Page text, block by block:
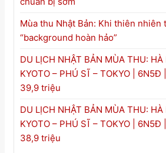
Mùa thu Nhật Bản: Khi thiên nhiên
“background hoàn hảo”
DU LỊCH NHẬT BẢN MÙA THU: HÀ
KYOTO – PHÚ SĨ – TOKYO | 6N5Đ
39,9 triệu
DU LỊCH NHẬT BẢN MÙA THU: HÀ
KYOTO – PHÚ SĨ – TOKYO | 6N5Đ
38,9 triệu